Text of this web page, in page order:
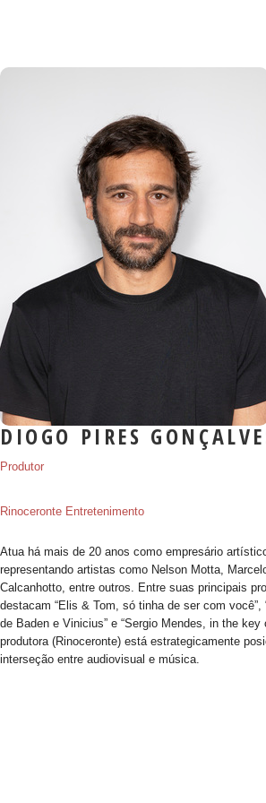
DIOGO PIRES
Produtor
Rinoceronte Entretenimento
Atua há mais de 20 anos como empresário
representando artistas como Nelson Motta,
Calcanhotto, entre outros. Entre suas principais
destacam “Elis & Tom, só tinha de ser com você”,
de Baden e Vinicius” e “Sergio Mendes, in the
produtora (Rinoceronte) está estrategicamente
interseção entre audiovisual e música.